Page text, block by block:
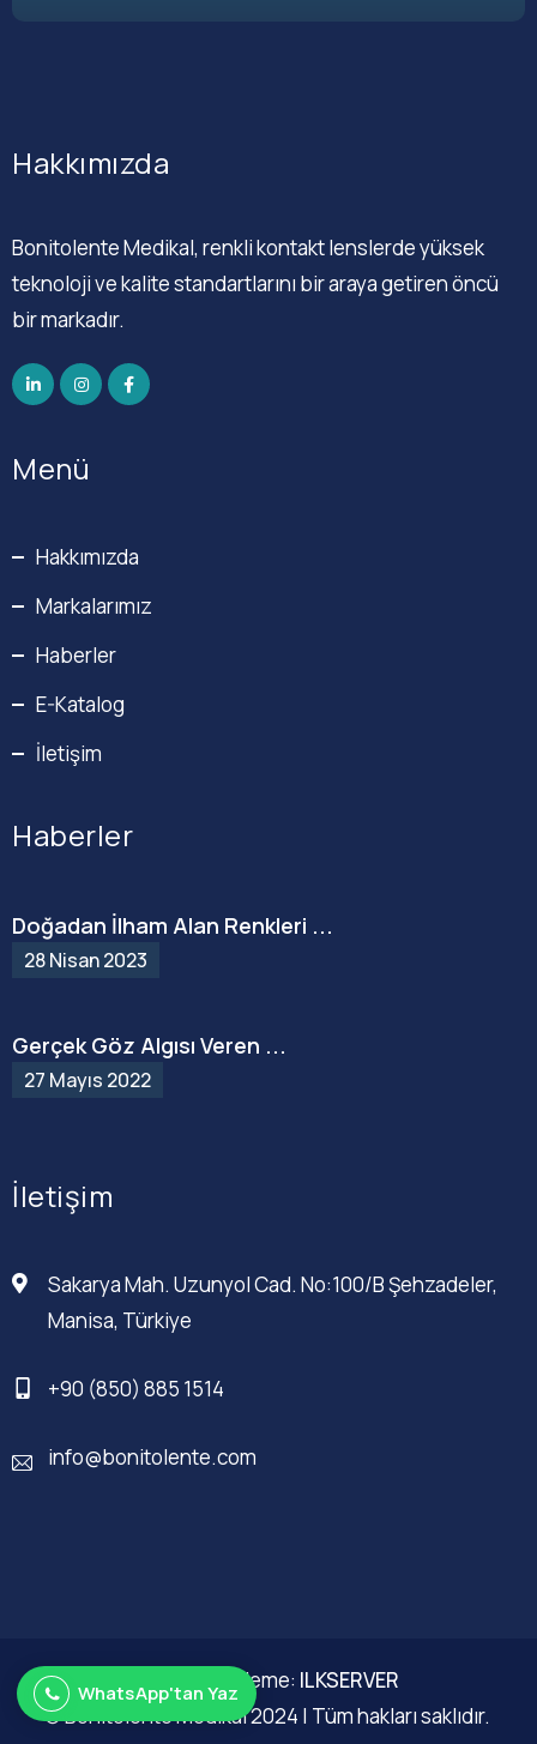
Hakkımızda
Bonitolente Medikal, renkli kontakt lenslerde yüksek
teknoloji ve kalite standartlarını bir araya getiren öncü
bir markadır.
Menü
Hakkımızda
Markalarımız
Haberler
E-Katalog
İletişim
Haberler
Doğadan İlham Alan Renkleri ...
28 Nisan 2023
Gerçek Göz Algısı Veren ...
27 Mayıs 2022
İletişim
Sakarya Mah. Uzunyol Cad. No:100/B Şehzadeler,
Manisa, Türkiye
+90 (850) 885 1514
info@bonitolente.com
Web Düzenleme: ILKSERVER
© Bonitolente Medikal 2024 | Tüm hakları saklıdır.
WhatsApp'tan Yaz